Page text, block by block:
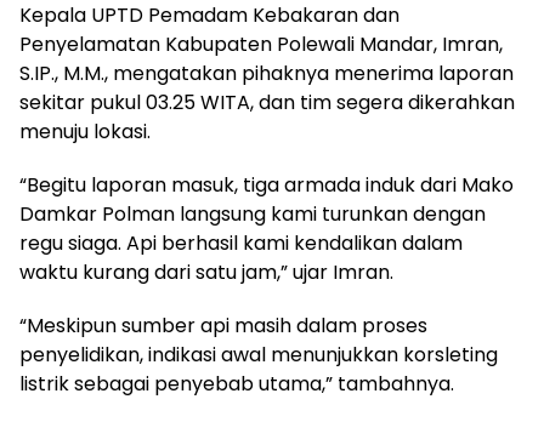
Kepala UPTD Pemadam Kebakaran dan
Penyelamatan Kabupaten Polewali Mandar, Imran,
S.IP., M.M., mengatakan pihaknya menerima laporan
sekitar pukul 03.25 WITA, dan tim segera dikerahkan
menuju lokasi.
“Begitu laporan masuk, tiga armada induk dari Mako
Damkar Polman langsung kami turunkan dengan
regu siaga. Api berhasil kami kendalikan dalam
waktu kurang dari satu jam,” ujar Imran.
“Meskipun sumber api masih dalam proses
penyelidikan, indikasi awal menunjukkan korsleting
listrik sebagai penyebab utama,” tambahnya.